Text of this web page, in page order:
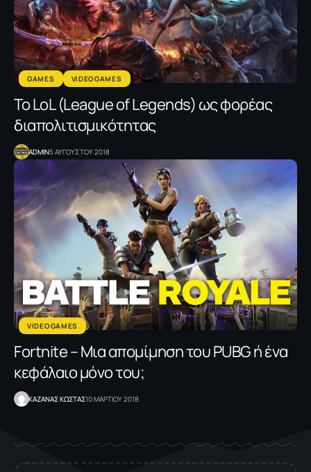
GAMES VIDEOGAMES
Το LoL (League of Legends) ως φορέας
διαπολιτισμικότητας
ADMIN5 ΑΥΓΟΥΣΤΟΥ 2018
VIDEOGAMES
Fortnite – Μια απομίμηση του PUBG ή ένα
κεφάλαιο μόνο του;
ΚΑΖΑΝΑΣ KΩΣΤΑΣ10 ΜΑΡΤΙΟΥ 2018